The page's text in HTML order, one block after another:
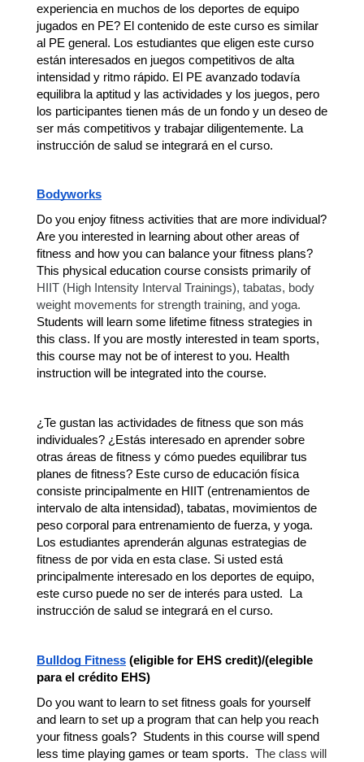
experiencia en muchos de los deportes de equipo
jugados en PE? El contenido de este curso es similar
al PE general. Los estudiantes que eligen este curso
están interesados en juegos competitivos de alta
intensidad y ritmo rápido. El PE avanzado todavía
equilibra la aptitud y las actividades y los juegos, pero
los participantes tienen más de un fondo y un deseo de
ser más competitivos y trabajar diligentemente. La
instrucción de salud se integrará en el curso.
Bodyworks
Do you enjoy fitness activities that are more individual?
Are you interested in learning about other areas of
fitness and how you can balance your fitness plans?
This physical education course consists primarily of
HIIT (High Intensity Interval Trainings), tabatas, body
weight movements for strength training, and yoga.
Students will learn some lifetime fitness strategies in
this class. If you are mostly interested in team sports,
this course may not be of interest to you. Health
instruction will be integrated into the course.
¿Te gustan las actividades de fitness que son más
individuales? ¿Estás interesado en aprender sobre
otras áreas de fitness y cómo puedes equilibrar tus
planes de fitness? Este curso de educación física
consiste principalmente en HIIT (entrenamientos de
intervalo de alta intensidad), tabatas, movimientos de
peso corporal para entrenamiento de fuerza, y yoga.
Los estudiantes aprenderán algunas estrategias de
fitness de por vida en esta clase. Si usted está
principalmente interesado en los deportes de equipo,
este curso puede no ser de interés para usted.  La
instrucción de salud se integrará en el curso.
Bulldog Fitness (eligible for EHS credit)/(elegible
para el crédito EHS)
Do you want to learn to set fitness goals for yourself
and learn to set up a program that can help you reach
your fitness goals?  Students in this course will spend
less time playing games or team sports. The class will